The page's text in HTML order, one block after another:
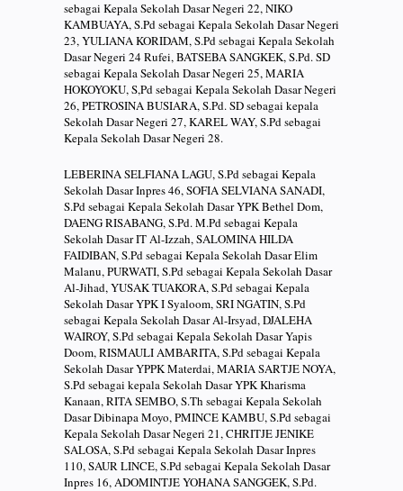
sebagai Kepala Sekolah Dasar Negeri 22, NIKO
KAMBUAYA, S.Pd sebagai Kepala Sekolah Dasar Negeri
23, YULIANA KORIDAM, S.Pd sebagai Kepala Sekolah
Dasar Negeri 24 Rufei, BATSEBA SANGKEK, S.Pd. SD
sebagai Kepala Sekolah Dasar Negeri 25, MARIA
HOKOYOKU, S,Pd sebagai Kepala Sekolah Dasar Negeri
26, PETROSINA BUSIARA, S.Pd. SD sebagai kepala
Sekolah Dasar Negeri 27, KAREL WAY, S.Pd sebagai
Kepala Sekolah Dasar Negeri 28.
LEBERINA SELFIANA LAGU, S.Pd sebagai Kepala
Sekolah Dasar Inpres 46, SOFIA SELVIANA SANADI,
S.Pd sebagai Kepala Sekolah Dasar YPK Bethel Dom,
DAENG RISABANG, S.Pd. M.Pd sebagai Kepala
Sekolah Dasar IT Al-Izzah, SALOMINA HILDA
FAIDIBAN, S.Pd sebagai Kepala Sekolah Dasar Elim
Malanu, PURWATI, S.Pd sebagai Kepala Sekolah Dasar
Al-Jihad, YUSAK TUAKORA, S.Pd sebagai Kepala
Sekolah Dasar YPK I Syaloom, SRI NGATIN, S.Pd
sebagai Kepala Sekolah Dasar Al-Irsyad, DJALEHA
WAIROY, S.Pd sebagai Kepala Sekolah Dasar Yapis
Doom, RISMAULI AMBARITA, S.Pd sebagai Kepala
Sekolah Dasar YPPK Materdai, MARIA SARTJE NOYA,
S.Pd sebagai kepala Sekolah Dasar YPK Kharisma
Kanaan, RITA SEMBO, S.Th sebagai Kepala Sekolah
Dasar Dibinapa Moyo, PMINCE KAMBU, S.Pd sebagai
Kepala Sekolah Dasar Negeri 21, CHRITJE JENIKE
SALOSA, S.Pd sebagai Kepala Sekolah Dasar Inpres
110, SAUR LINCE, S.Pd sebagai Kepala Sekolah Dasar
Inpres 16, ADOMINTJE YOHANA SANGGEK, S.Pd.